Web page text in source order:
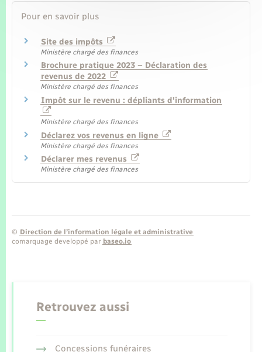
Pour en savoir plus
Site des impôts
Ministère chargé des finances
Brochure pratique 2023 – Déclaration des
revenus de 2022
Ministère chargé des finances
Impôt sur le revenu : dépliants d'information
Ministère chargé des finances
Déclarez vos revenus en ligne
Ministère chargé des finances
Déclarer mes revenus
Ministère chargé des finances
© Direction de l’information légale et administrative
comarquage developpé par baseo.io
Retrouvez aussi
Concessions funéraires